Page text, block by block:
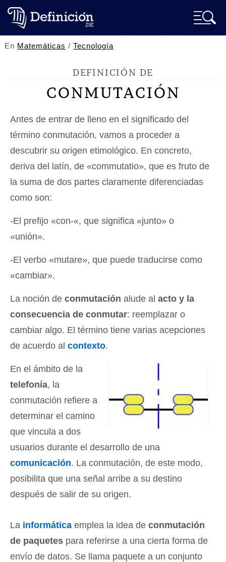
En Matemáticas /Tecnología
DEFINICIÓN DE
CONMUTACIÓN
Antes de entrar de lleno en el significado del
término conmutación, vamos a proceder a
descubrir su origen etimológico. En concreto,
deriva del latín, de «commutatio», que es fruto de
la suma de dos partes claramente diferenciadas
como son:
-El prefijo «con-«, que significa «junto» o
«unión».
-El verbo «mutare», que puede traducirse como
«cambiar».
La noción de conmutación alude al acto y la
consecuencia de conmutar: reemplazar o
cambiar algo. El término tiene varias acepciones
de acuerdo al contexto.
En el ámbito de la
telefonía, la
conmutación refiere a
determinar el camino
que vincula a dos
usuarios durante el desarrollo de una
comunicación. La conmutación, de este modo,
posibilita que una señal arribe a su destino
después de salir de su origen.
La informática emplea la idea de conmutación
de paquetes para referirse a una cierta forma de
envío de datos. Se llama paquete a un conjunto